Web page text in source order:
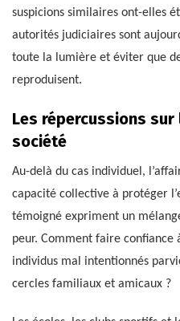
suspicions similaires ont-elles
autorités judiciaires sont
toute la lumière et éviter que
reproduisent.
Les répercussions
société
Au-delà du cas individuel,
capacité collective à protéger
témoigné expriment un
peur. Comment faire confiance
individus mal intentionnés
cercles familiaux et amicaux ?